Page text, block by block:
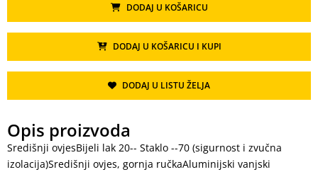
DODAJ U KOŠARICU
DODAJ U KOŠARICU I KUPI
DODAJ U LISTU ŽELJA
Opis proizvoda
Središnji ovjesBijeli lak 20-- Staklo --70 (sigurnost i zvučna
izolacija)Središnji ovjes, gornja ručkaAluminijski vanjski